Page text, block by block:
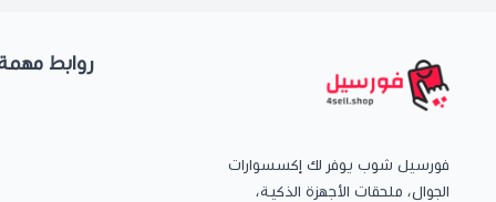
فورسيل شوب يوفر لك إكسسوارات
الجوال، ملحقات الأجهزة الذكية،
روابط